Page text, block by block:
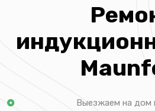
Выезжаем на дом